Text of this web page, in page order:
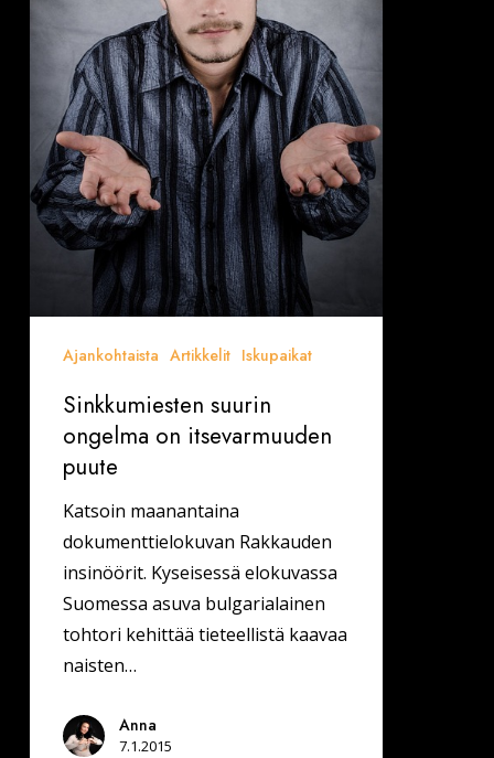
Ajankohtaista Artikkelit Iskupaikat
Sinkkumiesten suurin
ongelma on itsevarmuuden
puute
Katsoin maanantaina
dokumenttielokuvan Rakkauden
insinöörit. Kyseisessä elokuvassa
Suomessa asuva bulgarialainen
tohtori kehittää tieteellistä kaavaa
naisten…
Anna
7.1.2015